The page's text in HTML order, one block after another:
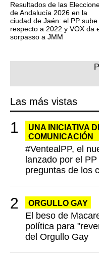
Resultados de las
de Andalucía 2026 en la
ciudad de Jaén: el PP sube
respecto a 2022 y VOX da
sorpasso a JMM
Las más vistas
UNA INICIATIVA
COMUNICACIÓN
#VentealPP, el
lanzado por el
preguntas de los
ORGULLO GAY
El beso de
política para
del Orgullo Gay